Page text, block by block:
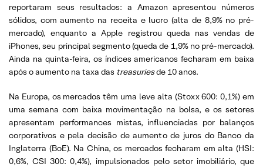
reportaram seus resultados: a Amazon apresentou números
sólidos, com aumento na receita e lucro (alta de 8,9% no pré-
mercado), enquanto a Apple registrou queda nas vendas de
iPhones, seu principal segmento (queda de 1,9% no pré-mercado).
Ainda na quinta-feira, os índices americanos fecharam em baixa
após o aumento na taxa das treasuriesde 10 anos.
Na Europa, os mercados têm uma leve alta (Stoxx 600: 0,1%) em
uma semana com baixa movimentação na bolsa, e os setores
apresentam performances mistas, influenciadas por balanços
corporativos e pela decisão de aumento de juros do Banco da
Inglaterra (BoE). Na China, os mercados fecharam em alta (HSI:
0,6%, CSI 300: 0,4%), impulsionados pelo setor imobiliário, que